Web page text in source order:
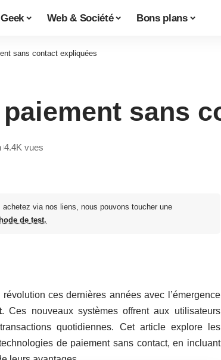
Web & Société Bons plans
sans contact expliquées
sans
4.4K vues
via nos liens, nous pouvons toucher une
de test.
ces dernières années avec l’émergence
. Ces nouveaux systèmes offrent aux utilisateurs
quotidiennes. Cet article explore les
de paiement sans contact, en incluant